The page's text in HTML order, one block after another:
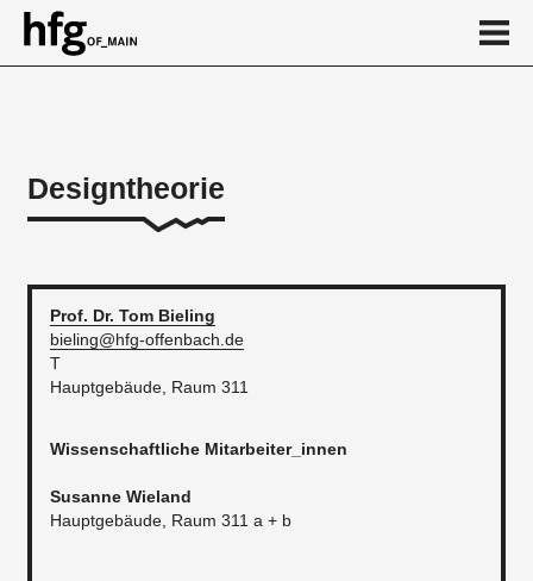
Über
Kalender
News
Designtheorie
Prof. Dr. Tom Bieling
bieling@hfg-offenbach.de
T
Hauptgebäude, Raum 311
Wissenschaftliche Mitarbeiter_innen
​Susanne Wieland
Hauptgebäude, Raum 311 a + b